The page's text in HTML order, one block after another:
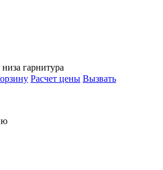
гарнитура
Расчет цены Вызвать